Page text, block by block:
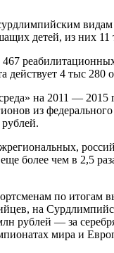
детей, из них
действует 4 тыс
на 2011 — 2015
из
более чем в 2,5
по итогам
, на
рублей — за
мира и